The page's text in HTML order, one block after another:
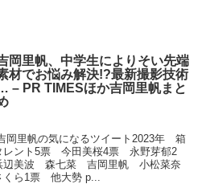
岡里帆、中学生によりそい先端
材でお悩み解決!?最新撮影技術
– PR TIMESほか吉岡里帆まと
岡里帆の気になるツイート2023年 箱
ント5票 今田美桜4票 永野芽郁2
美波 森七菜 吉岡里帆 小松菜奈
ら1票 他大勢 p...